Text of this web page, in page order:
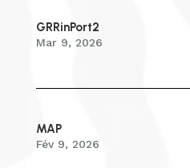
GRRinPort2
Mar 9, 2026
MAP
Fév 9, 2026